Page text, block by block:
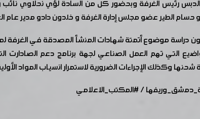
رئيس الغرفة وبحضور كل من السادة لؤي نحلاوي
الطير عضو مجلس إدارة الغرفة و خلدون دادو مدير عام
التي تهم العمل الصناعي لجهة برنامج دعم الصادارت
وكذلك الإجراءات الضرورية لاستمرار انسياب المواد
/#المكتب_الاعلامي